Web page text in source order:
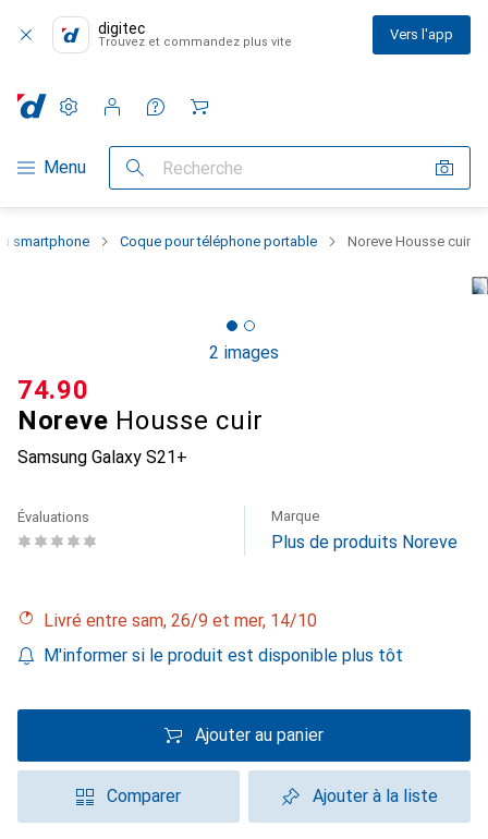
digitec
Trouvez et commandez plus vite Vers l'app
Navigation par catégorie
Menu Recherche
Paramètres
Compte client
Listes de comparaison
Listes d'envies
Panier
smartphone Coque pour téléphone portable Noreve Housse cuir
2 images
Noreve Housse cuir
Samsung Galaxy S21+
CHF
74.90
Évaluations Marque
Plus de produits Noreve
Livré entre sam, 26/9 et mer, 14/10
M'informer si le produit est disponible plus tôt
Ajouter au panier
Comparer Ajouter à la liste